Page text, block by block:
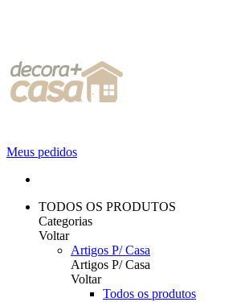
Meus pedidos
TODOS OS PRODUTOS
Categorias
Voltar
Artigos P/ Casa
Artigos P/ Casa
Voltar
Todos os produtos